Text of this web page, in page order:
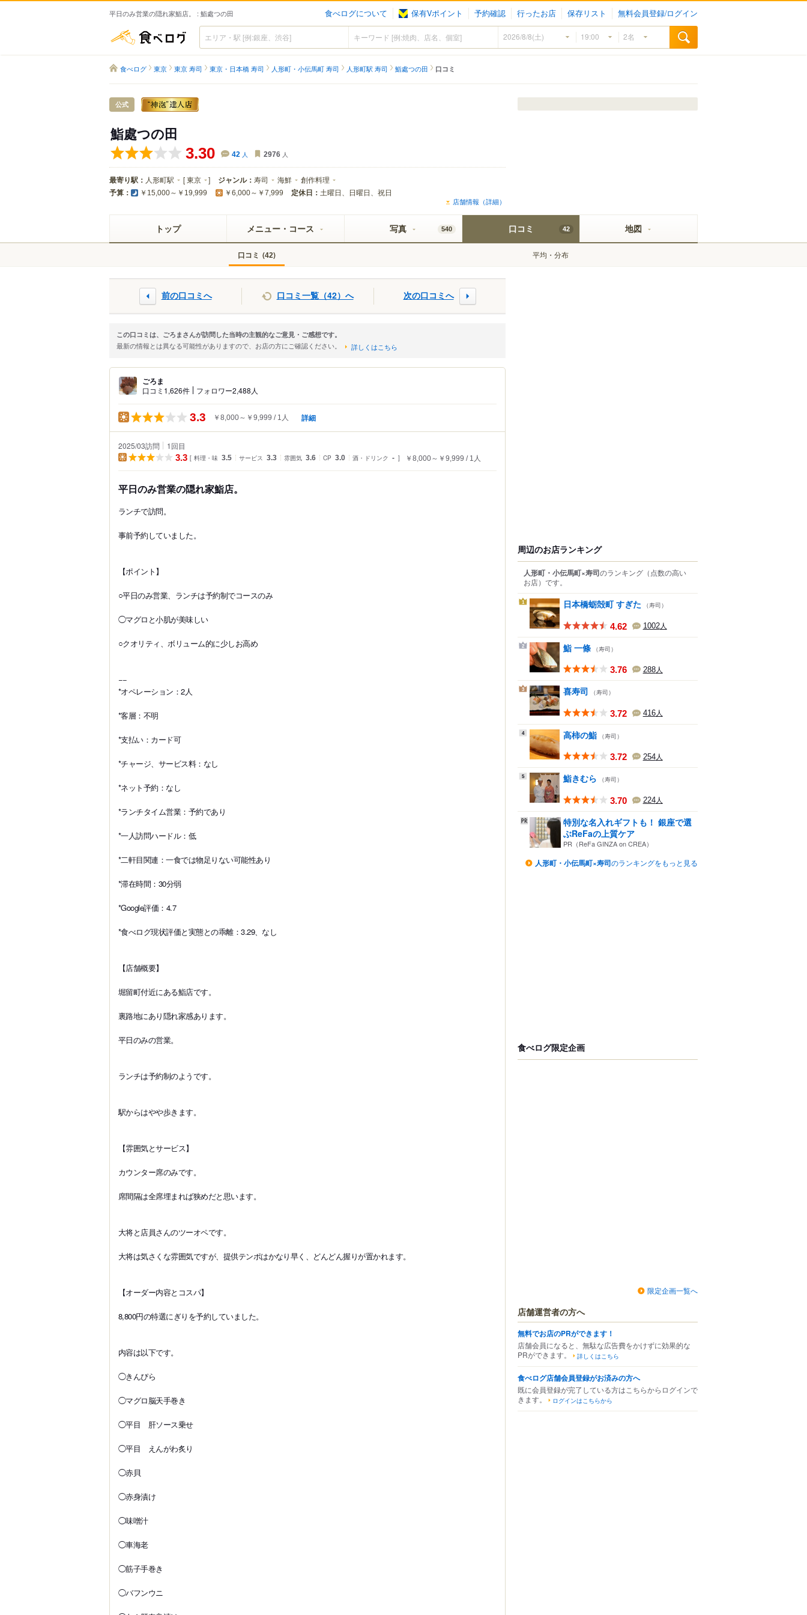
平日のみ営業の隠れ家鮨店。 : 鮨處つの田 食べログについて 保有Vポイント 予約確認 行ったお店 保存リスト 無料会員登録/ログイン
食べログ
食べログ 東京 東京 寿司 東京・日本橋 寿司 人形町・小伝馬町 寿司 人形町駅 寿司 鮨處つの田 口コミ
公式
鮨處つの田
3.30 42 人 2976 人
最寄り駅： 人形町駅 [東京 ] ジャンル： 寿司 海鮮 創作料理
予算： ￥15,000～￥19,999 ￥6,000～￥7,999 定休日： 土曜日、日曜日、祝日
店舗情報（詳細）
トップ メニュー・コース 写真 540 口コミ 42
口コミ (42) 平均・分布
地図
前の口コミへ 口コミ一覧（42）へ 次の口コミへ
この口コミは、ごろまさんが訪問した当時の主観的なご意見・ご感想です。
最新の情報とは異なる可能性がありますので、お店の方にご確認ください。 詳しくはこちら
ごろま
口コミ1,626件 フォロワー2,488人
3.3 ￥8,000～￥9,999 1人 詳細
2025/03訪問 1回目
3.3
料理・味 3.5 サービス 3.3 雰囲気 3.6 CP 3.0 酒・ドリンク - ￥8,000～￥9,999 1人
平日のみ営業の隠れ家鮨店。
ランチで訪問。
事前予約していました。
【ポイント】
○平日のみ営業、ランチは予約制でコースのみ
◯マグロと小肌が美味しい
○クオリティ、ボリューム的に少しお高め
−−
*オペレーション：2人
*客層：不明
*支払い：カード可
*チャージ、サービス料：なし
*ネット予約：なし
*ランチタイム営業：予約であり
*一人訪問ハードル：低
*二軒目関連：一食では物足りない可能性あり
*滞在時間：30分弱
*Google評価：4.7
*食べログ現状評価と実態との乖離：3.29、なし
【店舗概要】
堀留町付近にある鮨店です。
裏路地にあり隠れ家感あります。
平日のみの営業。
ランチは予約制のようです。
駅からはやや歩きます。
【雰囲気とサービス】
カウンター席のみです。
席間隔は全席埋まれば狭めだと思います。
大将と店員さんのツーオペです。
大将は気さくな雰囲気ですが、提供テンポはかなり早く、どんどん握りが置かれます。
【オーダー内容とコスパ】
8,800円の特選にぎりを予約していました。
内容は以下です。
◯きんぴら
◯マグロ脳天手巻き
◯平目 肝ソース乗せ
◯平目 えんがわ炙り
◯赤貝
◯赤身漬け
◯味噌汁
◯車海老
◯筋子手巻き
◯バフンウニ
周辺のお店ランキング
人形町・小伝馬町×寿司のランキング （点数の高い
お店） です。
1 日本橋蛎殻町 すぎた （寿司）
4.62 1002人
2 鮨 一條 （寿司）
3.76 288人
3 喜寿司 （寿司）
3.72 416人
4 高柿の鮨 （寿司）
3.72 254人
5 鮨きむら （寿司）
3.70 224人
特別な名入れギフトも！ 銀座で選
ぶReFaの上質ケア
PR（ReFa GINZA on CREA）
人形町・小伝馬町×寿司のランキングをもっと見る
食べログ限定企画
限定企画一覧へ
店舗運営者の方へ
無料でお店のPRができます！
店舗会員になると、無駄な広告費をかけずに効果的な
PRができます。
詳しくはこちら
食べログ店舗会員登録がお済みの方へ
既に会員登録が完了している方はこちらからログインで
きます。
ログインはこちらから